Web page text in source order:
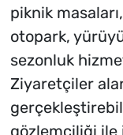
piknik
otopark,
sezonluk
Ziyaretçiler